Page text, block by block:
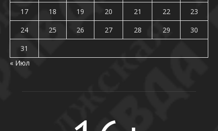
17
18 19 20 21 22
23
24
25 26 27 28 29
30
31
« Июл